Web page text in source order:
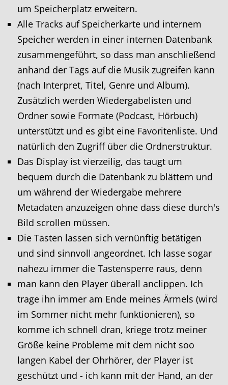
um Speicherplatz erweitern.
Alle Tracks auf Speicherkarte und internem
Speicher werden in einer internen Datenbank
zusammengeführt, so dass man anschließend
anhand der Tags auf die Musik zugreifen kann
(nach Interpret, Titel, Genre und Album).
Zusätzlich werden Wiedergabelisten und
Ordner sowie Formate (Podcast, Hörbuch)
unterstützt und es gibt eine Favoritenliste. Und
natürlich den Zugriff über die Ordnerstruktur.
Das Display ist vierzeilig, das taugt um
bequem durch die Datenbank zu blättern und
um während der Wiedergabe mehrere
Metadaten anzuzeigen ohne dass diese durch's
Bild scrollen müssen.
Die Tasten lassen sich vernünftig betätigen
und sind sinnvoll angeordnet. Ich lasse sogar
nahezu immer die Tastensperre raus, denn
man kann den Player überall anclippen. Ich
trage ihn immer am Ende meines Ärmels (wird
im Sommer nicht mehr funktionieren), so
komme ich schnell dran, kriege trotz meiner
Größe keine Probleme mit dem nicht soo
langen Kabel der Ohrhörer, der Player ist
geschützt und - ich kann mit der Hand, an der